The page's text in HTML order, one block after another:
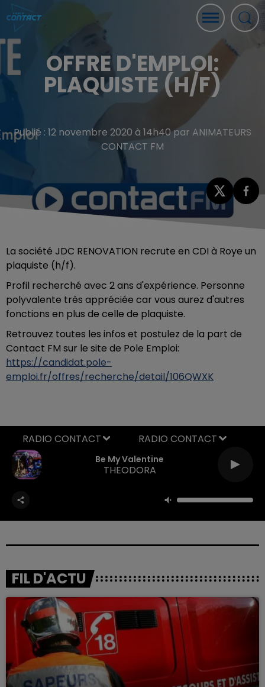
OFFRE D'EMPLOI:
PLAQUISTE (H/F)
Publié : 12 novembre 2020 à 14h40 par ANIMATEURS
CONTACT FM
La société JDC RENOVATION recrute en CDI à Roye un
plaquiste (h/f).
Profil recherché avec 2 ans d'expérience. Personne
polyvalente très appréciée car vous aurez d'autres
fonctions en plus de celle de plaquiste.
Retrouvez toutes les infos et postulez de la part de
Contact FM sur le site de Pole Emploi:
https://candidat.pole-
emploi.fr/offres/recherche/detail/106QWXK
Be My Valentine
THEODORA
RADIO CONTACT
FIL D'ACTU